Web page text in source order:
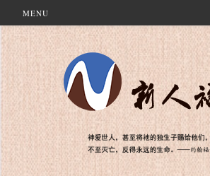
MENU